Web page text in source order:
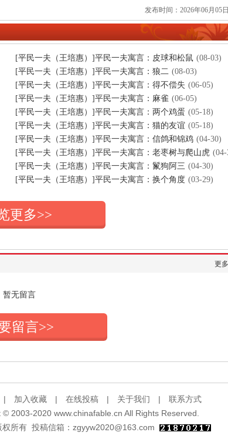
发布时间：2026年06月05日
[平民一夫（王培惠）]平民一夫寓言：皮球和松鼠 (08-03)
[平民一夫（王培惠）]平民一夫寓言：狼二 (08-03)
[平民一夫（王培惠）]平民一夫寓言：得不偿失 (06-05)
[平民一夫（王培惠）]平民一夫寓言：麻雀 (06-05)
[平民一夫（王培惠）]平民一夫寓言：两个鸡蛋 (05-18)
[平民一夫（王培惠）]平民一夫寓言：猫的友谊 (05-18)
[平民一夫（王培惠）]平民一夫寓言：信鸽和锦鸡 (04-30)
[平民一夫（王培惠）]平民一夫寓言：老枣树与爬山虎 (04-
[平民一夫（王培惠）]平民一夫寓言：鬣狗阿三 (04-30)
[平民一夫（王培惠）]平民一夫寓言：换个角度 (03-29)
更多>>
更
暂无留言
留言>>
| 加入收藏 | 在线投稿 | 关于我们 | 联系方式
© 2003-2020 www.chinafable.cn All Rights Reserved.
权所有 投稿信箱：zgyyw2020@163.com